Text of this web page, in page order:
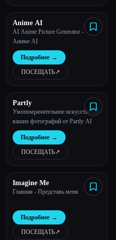
Anime AI
AI Anime Picture Generator -
Аниме AI
Подробнее →
ПОСЕЩАТЬ↗︎
Partly
Умопомрачительное искусство из
ваших фотографий от Partly AI
Подробнее →
ПОСЕЩАТЬ↗︎
Imagine Me
Главная - Представь меня
Подробнее →
ПОСЕЩАТЬ↗︎